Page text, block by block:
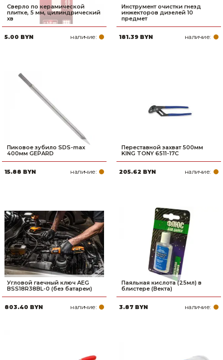
Сверло по керамической
плитке, 5 мм, цилиндрический
хв
5.00 BYN наличие:
Инструмент очистки гнезд
инжекторов дизелей 10
предмет
181.39 BYN наличие:
Пиковое зубило SDS-max
400мм GEPARD
15.88 BYN наличие:
Переставной захват 500мм
KING TONY 6511-17C
205.62 BYN наличие:
Угловой гаечный ключ AEG
BSS18R38BL-0 (без батареи)
803.40 BYN наличие:
Паяльная кислота (25мл) в
блистере (Векта)
3.87 BYN наличие: